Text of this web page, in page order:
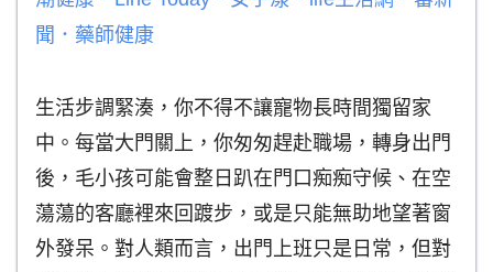
聞 ． 藥師健康
生活步調緊湊，你不得不讓寵物長時間獨留家
中。每當大門關上，你匆匆趕赴職場，轉身出門
後，毛小孩可能會整日趴在門口痴痴守候、在空
蕩蕩的客廳裡來回踱步，或是只能無助地望著窗
外發呆。對人類而言，出門上班只是日常，但對